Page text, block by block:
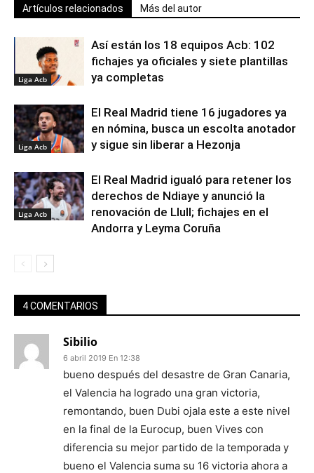
Artículos relacionados Más del autor
Liga Acb
Así están los 18 equipos Acb: 102
fichajes ya oficiales y siete plantillas
ya completas
Liga Acb
El Real Madrid tiene 16 jugadores ya
en nómina, busca un escolta anotador
y sigue sin liberar a Hezonja
Liga Acb
El Real Madrid igualó para retener los
derechos de Ndiaye y anunció la
renovación de Llull; fichajes en el
Andorra y Leyma Coruña
4 COMENTARIOS
Sibilio
6 abril 2019 En 12:38
bueno después del desastre de Gran Canaria,
el Valencia ha logrado una gran victoria,
remontando, buen Dubi ojala este a este nivel
en la final de la Eurocup, buen Vives con
diferencia su mejor partido de la temporada y
bueno el Valencia suma su 16 victoria ahora a